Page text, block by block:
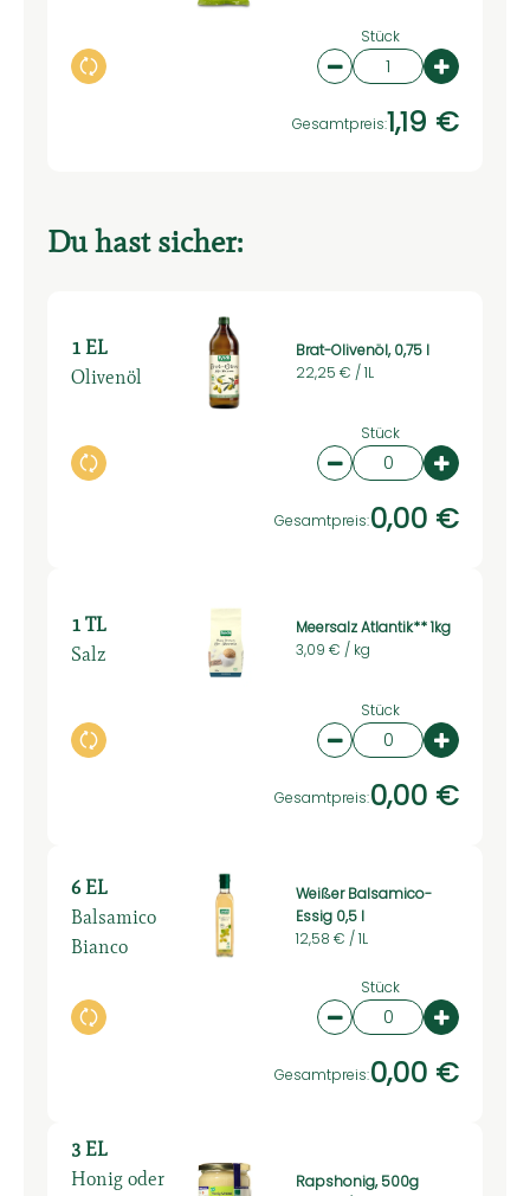
Auswahl ändern
Stück
Artikelanzahl
Gesamtpreis:1,19 €
Du hast sicher:
1 EL
Olivenöl
Auswahl ändern
Brat-Olivenöl, 0,75 l
22,25 € /
Stück
Artikelanzahl
Gesamtpreis:0,00 €
1 TL
Salz
Auswahl ändern
Meersalz Atlantik** 1kg
3,09 € / kg
Stück
Artikelanzahl
Gesamtpreis:0,00 €
6 EL
Balsamico
Bianco
Auswahl ändern
Weißer Balsamico-
Essig 0,5 l
12,58 € / 1L
Stück
Artikelanzahl
Gesamtpreis:0,00 €
3 EL
Honig oder
Rapshonig, 500g